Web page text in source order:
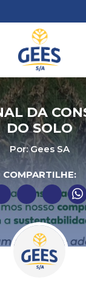
DA
DO SOLO
Por: Gees SA
COMPARTILHE: